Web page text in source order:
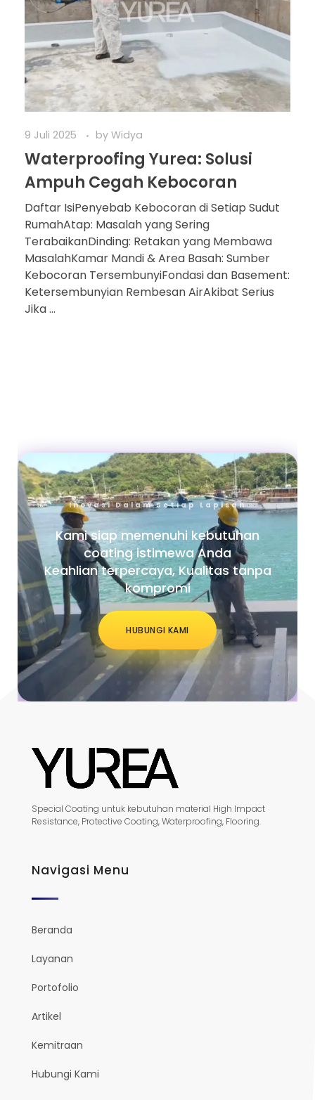
9 Juli 2025 by Widya
Waterproofing Yurea: Solusi
Ampuh Cegah Kebocoran
Daftar IsiPenyebab Kebocoran di Setiap Sudut
RumahAtap: Masalah yang Sering
TerabaikanDinding: Retakan yang Membawa
MasalahKamar Mandi & Area Basah: Sumber
Kebocoran TersembunyiFondasi dan Basement:
Ketersembunyian Rembesan AirAkibat Serius
Jika ...
Inovasi Dalam Setiap Lapisan
Kami siap memenuhi kebutuhan
coating istimewa Anda
Keahlian terpercaya, Kualitas tanpa
kompromi
HUBUNGI KAMI
Special Coating untuk kebutuhan material High Impact
Resistance, Protective Coating, Waterproofing, Flooring.
Navigasi Menu
Beranda
Layanan
Portofolio
Artikel
Kemitraan
Hubungi Kami